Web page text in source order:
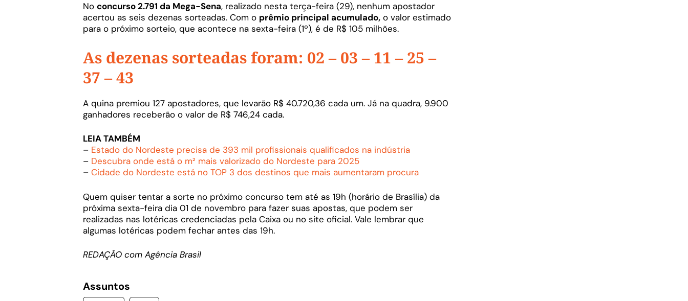
No concurso 2.791 da Mega-Sena, realizado nesta terça-feira (29), nenhum apostador
acertou as seis dezenas sorteadas. Com o prêmio principal acumulado, o valor estimado
para o próximo sorteio, que acontece na sexta-feira (1º), é de R$ 105 milhões.
As dezenas sorteadas foram: 02 – 03 – 11 – 25 –
37 – 43
A quina premiou 127 apostadores, que levarão R$ 40.720,36 cada um. Já na quadra, 9.900
ganhadores receberão o valor de R$ 746,24 cada.
LEIA TAMBÉM
– Estado do Nordeste precisa de 393 mil profissionais qualificados na indústria
– Descubra onde está o m² mais valorizado do Nordeste para 2025
– Cidade do Nordeste está no TOP 3 dos destinos que mais aumentaram procura
Quem quiser tentar a sorte no próximo concurso tem até as 19h (horário de Brasília) da
próxima sexta-feira dia 01 de novembro para fazer suas apostas, que podem ser
realizadas nas lotéricas credenciadas pela Caixa ou no site oficial. Vale lembrar que
algumas lotéricas podem fechar antes das 19h.
REDAÇÃO com Agência Brasil
Assuntos